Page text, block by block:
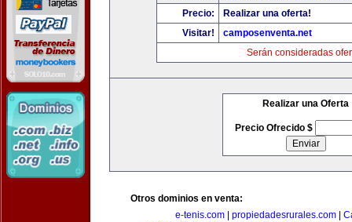
Precio:
Realizar una oferta!
Visitar!
camposenventa.net
Serán consideradas
Realizar una Oferta
Precio Ofrecido $
Otros dominios en venta:
e-tenis.com
propiedadesrurales.com